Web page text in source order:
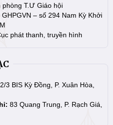
T.Ư Giáo hội
– số 294 Nam Kỳ Khởi
phát thanh, truyền hình
3 BIS Kỳ Đồng, P. Xuân Hòa,
83 Quang Trung, P. Rạch Giá,